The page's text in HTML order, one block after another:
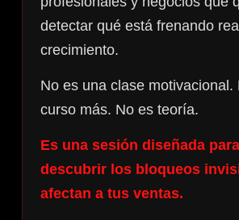
detectar qué está frenando
crecimiento.
No es una clase motivacional.
curso más. No es teoría.
Es una sesión diseñada
descubrir los bloqueos
afectan a tus ventas.